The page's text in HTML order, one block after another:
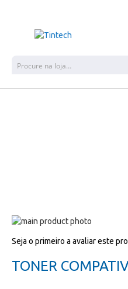
Salte
o
para
início
Seja o primeiro a avaliar este
TONER